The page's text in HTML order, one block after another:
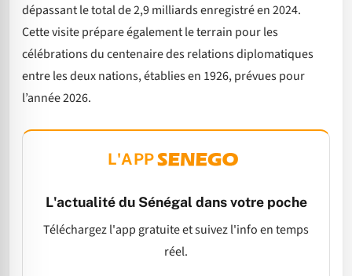
dépassant le total de 2,9 milliards enregistré en 2024.
Cette visite prépare également le terrain pour les
célébrations du centenaire des relations diplomatiques
entre les deux nations, établies en 1926, prévues pour
l’année 2026.
L'APP
L'actualité du Sénégal dans votre poche
Téléchargez l'app gratuite et suivez l'info en temps
réel.